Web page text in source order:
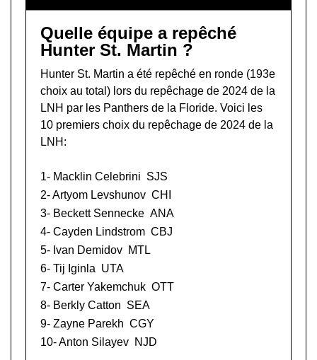
Quelle équipe a repêché
Hunter St. Martin ?
Hunter St. Martin a été repêché en ronde (193e
choix au total) lors du repêchage de 2024 de la
LNH par les Panthers de la Floride. Voici les
10 premiers choix du repêchage de 2024 de la
LNH:
1- Macklin Celebrini SJS
2-Artyom Levshunov CHI
3- Beckett Sennecke ANA
4- Cayden Lindstrom CBJ
5- Ivan Demidov MTL
6- Tij Iginla UTA
7- Carter Yakemchuk OTT
8- Berkly Catton SEA
9- Zayne Parekh CGY
10-Anton Silayev NJD